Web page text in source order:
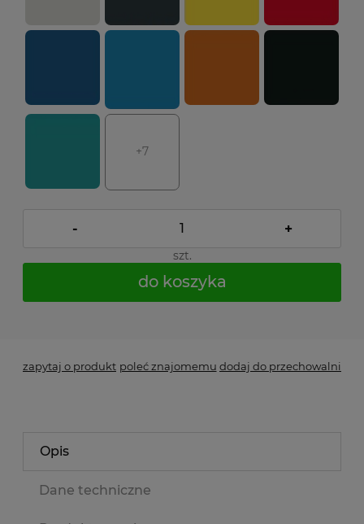
+7
- +
szt.
do koszyka
zapytaj o produkt poleć znajomemu dodaj do przechowalni
Opis
Dane techniczne